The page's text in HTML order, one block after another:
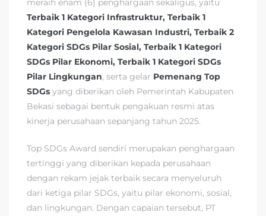
meraih enam (6) penghargaan sekaligus, yaitu
Terbaik 1 Kategori Infrastruktur, Terbaik 1
Kategori Pengelola Kawasan Industri, Terbaik 2
Kategori SDGs Pilar Sosial, Terbaik 1 Kategori
SDGs Pilar Ekonomi, Terbaik 1 Kategori SDGs
Pilar Lingkungan, serta gelar Pemenang Top
SDGs yang diberikan oleh Pemerintah Kabupaten
Bekasi sebagai bentuk pengakuan resmi atas
kinerja perusahaan sepanjang tahun 2025.
Top SDGs Award sendiri merupakan penghargaan
tertinggi yang diberikan kepada perusahaan
dengan rekam jejak terbaik secara menyeluruh
dari ketiga pilar SDGs, yaitu pilar ekonomi, sosial,
dan lingkungan. Dengan capaian tersebut, PT